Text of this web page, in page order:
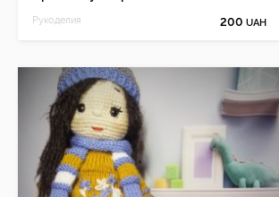
Рукоделия 200 UAH